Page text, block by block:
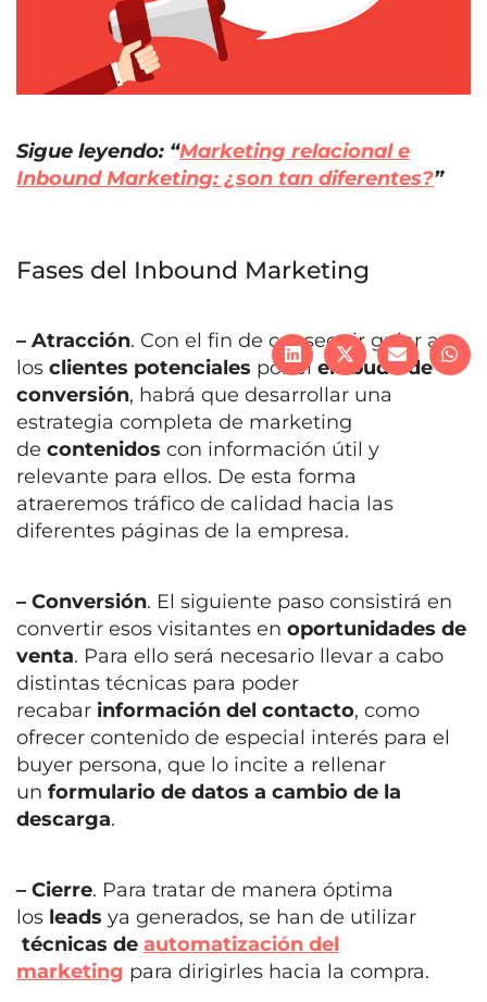
Sigue leyendo: “Marketing relacional e
Inbound Marketing: ¿son tan diferentes?”
Fases del Inbound Marketing
– Atracción. Con el fin de conseguir guiar a
los clientes potenciales por elembudo de
conversión, habrá que desarrollar una
estrategia completa de marketing
de contenidos con información útil y
relevante para ellos. De esta forma
atraeremos tráfico de calidad hacia las
diferentes páginas de la empresa.
– Conversión. El siguiente paso consistirá en
convertir esos visitantes en oportunidades de
venta. Para ello será necesario llevar a cabo
distintas técnicas para poder
recabar información del contacto, como
ofrecer contenido de especial interés para el
buyer persona, que lo incite a rellenar
un formulario de datos a cambio de la
descarga.
– Cierre. Para tratar de manera óptima
los leads ya generados, se han de utilizar
técnicas de automatización del
marketing para dirigirles hacia la compra.